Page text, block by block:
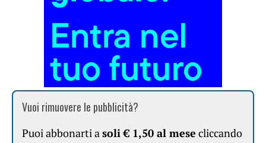
Vuoi rimuovere le pubblicità?
Puoi abbonarti asoli € 1,50 al mese cliccando